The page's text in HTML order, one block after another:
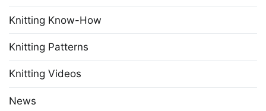
Knitting Know-How
Knitting Patterns
Knitting Videos
News